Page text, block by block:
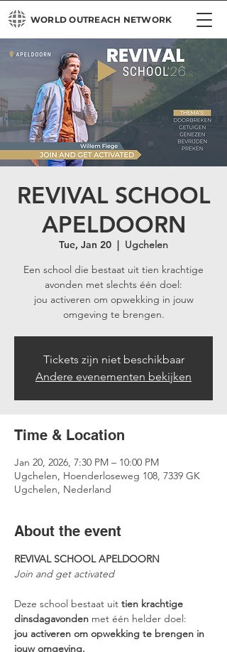
WORLD OUTREACH NETWORK
REVIVAL SCHOOL
APELDOORN
Tue, Jan 20
  |
Ugchelen
Een school die bestaat uit tien krachtige
avonden met slechts één doel:
jou activeren om opwekking in jouw
omgeving te brengen.
Tickets zijn niet beschikbaar
Andere evenementen bekijken
Time & Location
Jan 20, 2026, 7:30 PM – 10:00 PM
Ugchelen, Hoenderloseweg 108, 7339 GK
Ugchelen, Nederland
About the event
REVIVAL SCHOOL APELDOORN
Join and get activated
Deze school bestaat uit tien krachtige
dinsdagavonden met één helder doel:
jou activeren om opwekking te brengen in
jouw omgeving.